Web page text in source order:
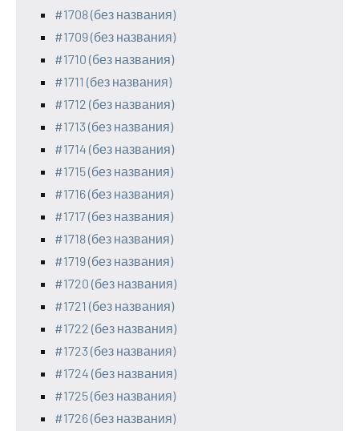
#1708 (без названия)
#1709 (без названия)
#1710 (без названия)
#1711 (без названия)
#1712 (без названия)
#1713 (без названия)
#1714 (без названия)
#1715 (без названия)
#1716 (без названия)
#1717 (без названия)
#1718 (без названия)
#1719 (без названия)
#1720 (без названия)
#1721 (без названия)
#1722 (без названия)
#1723 (без названия)
#1724 (без названия)
#1725 (без названия)
#1726 (без названия)